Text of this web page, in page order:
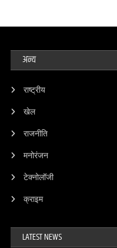
अन्य
राष्ट्रीय
खेल
राजनीति
मनोरंजन
टेक्नोलॉजी
क्राइम
LATEST NEWS